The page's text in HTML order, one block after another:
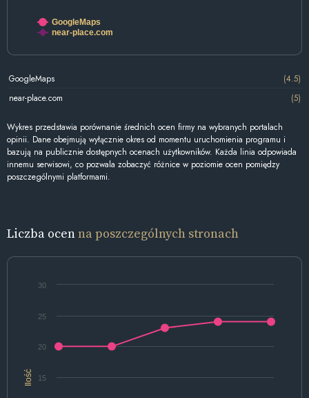
GoogleMaps
near-place.com
GoogleMaps
(4.5)
near-place.com
(5)
Wykres przedstawia porównanie średnich ocen firmy na wybranych portalach
opinii. Dane obejmują wyłącznie okres od momentu uruchomienia programu i
bazują na publicznie dostępnych ocenach użytkowników. Każda linia odpowiada
innemu serwisowi, co pozwala zobaczyć różnice w poziomie ocen pomiędzy
poszczególnymi platformami.
Liczba ocenna poszczególnych stronach
Ilość 15
20
25
30